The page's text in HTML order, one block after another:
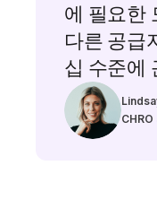
에 필요한
다른 공급
십 수준에